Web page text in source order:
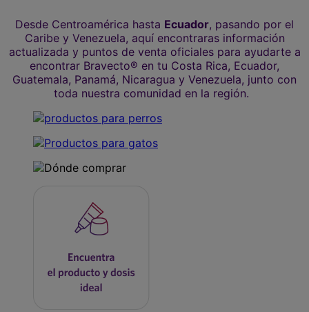
Desde Centroamérica hasta Ecuador, pasando por el
Caribe y Venezuela, aquí encontraras información
actualizada y puntos de venta oficiales para ayudarte a
encontrar Bravecto® en tu Costa Rica, Ecuador,
Guatemala, Panamá, Nicaragua y Venezuela, junto con
toda nuestra comunidad en la región.